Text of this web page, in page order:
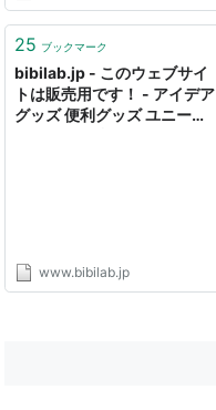
25 ブックマーク
bibilab.jp - このウェブサイ
トは販売用です！ - アイデア
グッズ 便利グッズ ユニーク
www.bibilab.jp